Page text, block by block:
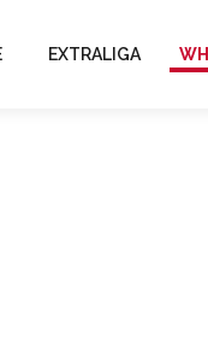
EXTRALIGA